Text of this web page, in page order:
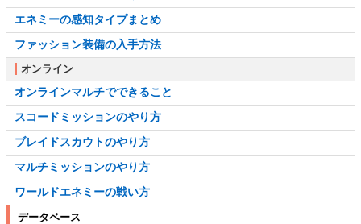
エネミーの感知タイプまとめ
ファッション装備の入手方法
オンライン
オンラインマルチでできること
スコードミッションのやり方
ブレイドスカウトのやり方
マルチミッションのやり方
ワールドエネミーの戦い方
データベース